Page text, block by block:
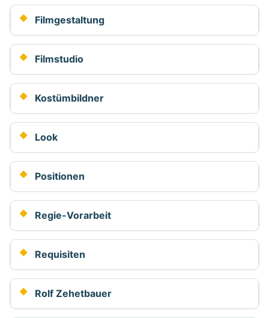
Filmgestaltung
Filmstudio
Kostümbildner
Look
Positionen
Regie-Vorarbeit
Requisiten
Rolf Zehetbauer